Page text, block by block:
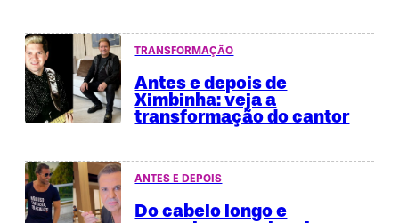
TRANSFORMAÇÃO
Antes e depois de
Ximbinha: veja a
transformação do cantor
ANTES E DEPOIS
Do cabelo longo e